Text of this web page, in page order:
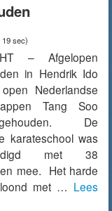
sec)
– Afgelopen
in Hendrik Ido
Nederlandse
Tang Soo
gehouden. De
karateschool was
met 38
mee. Het harde
met … Lees